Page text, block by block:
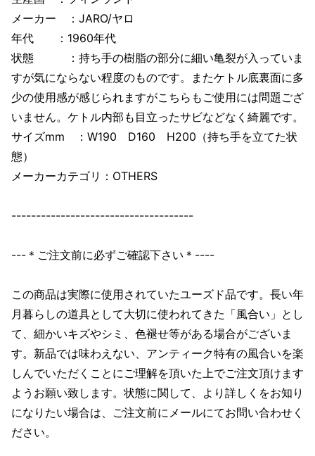
メーカー ：JARO/ヤロ
年代 ：1960年代
状態 ：持ち手の樹脂の部分に細い亀裂が入っていま
すが気にならない程度のものです。またケトル底裏面に多
少の使用感が感じられますがこちらもご使用には問題ござ
いません。ケトル内部も目立ったサビなどなく綺麗です。
サイズmm ：W190 D160 H200（持ち手を立てた状
態）
メーカーカテゴリ：OTHERS
-------------------------------------
---＊ご注文前に必ずご確認下さい＊----
この商品は実際に使用されていたユーズド品です。長い年
月暮らしの道具として大切に使われてきた「風合い」とし
て、細かいキズやシミ、色褪せ等がある場合がございま
す。新品では味わえない、アンティーク特有の風合いを楽
しんでいただくことにご理解を頂いた上でご注文頂けます
ようお願い致します。状態に関して、より詳しくをお知り
になりたい場合は、ご注文前にメールにてお問い合わせく
ださい。